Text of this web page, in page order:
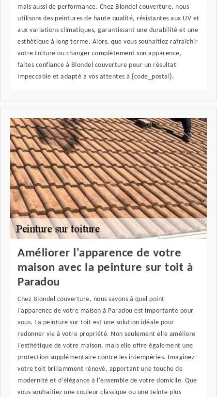
mais aussi de performance. Chez Blondel couverture, nous
utilisons des peintures de haute qualité, résistantes aux UV et
aux variations climatiques, garantissant une durabilité et une
esthétique à long terme. Alors, que vous souhaitiez rafraîchir
votre toiture ou changer complètement son apparence,
faites confiance à Blondel couverture pour un résultat
impeccable et adapté à vos attentes à {code_postal}.
Améliorer l'apparence de votre
maison avec la peinture sur toit à
Paradou
Chez Blondel couverture, nous savons à quel point
l'apparence de votre maison à Paradou est importante pour
vous. La peinture sur toit est une solution idéale pour
redonner vie à votre propriété. Non seulement elle améliore
l'esthétique de votre maison, mais elle offre également une
protection supplémentaire contre les intempéries. Imaginez
votre toit brillamment rénové, apportant une touche de
modernité et d'élégance à l'ensemble de votre domicile. Que
vous souhaitiez une couleur classique ou une teinte plus